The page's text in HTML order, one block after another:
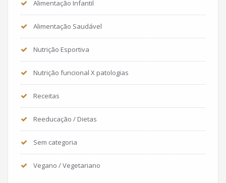
Alimentação Infantil
Alimentação Saudável
Nutrição Esportiva
Nutrição funcional X patologias
Receitas
Reeducação / Dietas
Sem categoria
Vegano / Vegetariano